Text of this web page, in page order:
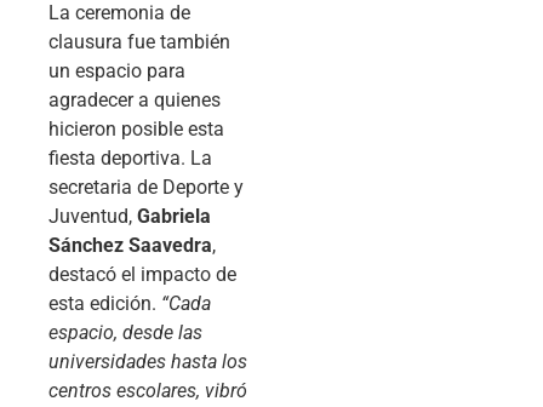
La ceremonia de
clausura fue también
un espacio para
agradecer a quienes
hicieron posible esta
fiesta deportiva. La
secretaria de Deporte y
Juventud, Gabriela
Sánchez Saavedra,
destacó el impacto de
esta edición. “Cada
espacio, desde las
universidades hasta los
centros escolares, vibró